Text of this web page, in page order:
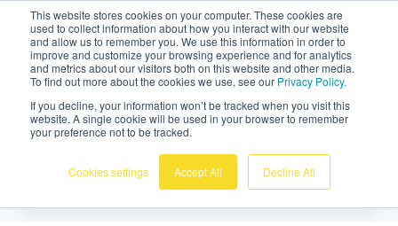
This website stores cookies on your computer. These cookies are
used to collect information about how you interact with our website
and allow us to remember you. We use this information in order to
improve and customize your browsing experience and for analytics
and metrics about our visitors both on this website and other media.
To find out more about the cookies we use, see our Privacy Policy.
If you decline, your information won’t be tracked when you visit this
website. A single cookie will be used in your browser to remember
your preference not to be tracked.
Cookies settings Accept All Decline All
Español
Noticias